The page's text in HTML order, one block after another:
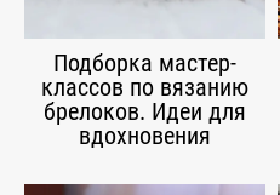
Подборка мастер-
классов по вязанию
брелоков. Идеи для
вдохновения